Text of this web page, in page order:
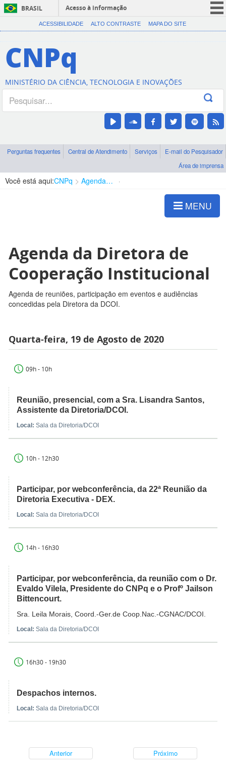
BRASIL
Acesso à informação
CORONAVÍRUS (COVID-19)
Canais
ACESSIBILIDADE ALTO CONTRASTE MAPA DO SITE
CNPq
MINISTÉRIO DA CIÊNCIA, TECNOLOGIA E INOVAÇÕES
Perguntas frequentes Central de Atendimento Serviços
E-mail do Pesquisador
Área de imprensa
Você está aqui:CNPq Agenda de autoridades
MENU
Agenda da Diretora de
Cooperação Institucional
Agenda de reuniões, participação em eventos e audiências
concedidas pela Diretora da DCOI.
Quarta-feira, 19 de Agosto de 2020
09h - 10h
Reunião, presencial, com a Sra. Lisandra Santos,
Assistente da Diretoria/DCOI.
Local: Sala da Diretoria/DCOI
10h - 12h30
Participar, por webconferência, da 22ª Reunião da
Diretoria Executiva - DEX.
Local: Sala da Diretoria/DCOI
14h - 16h30
Participar, por webconferência, da reunião com o Dr.
Evaldo Vilela, Presidente do CNPq e o Profº Jailson
Bittencourt.
Sra. Leila Morais, Coord.-Ger.de Coop.Nac.-CGNAC/DCOI.
Local: Sala da Diretoria/DCOI
16h30 - 19h30
Despachos internos.
Local: Sala da Diretoria/DCOI
Anterior Próximo